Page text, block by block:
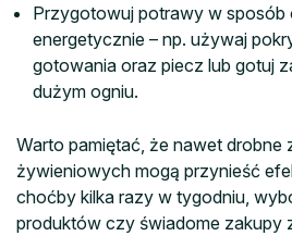
Przygotowuj potrawy w sposób
energetycznie – np. używaj
gotowania oraz piecz lub gotuj
dużym ogniu.
Warto pamiętać, że nawet drobne
żywieniowych mogą przynieść
choćby kilka razy w tygodniu,
produktów czy świadome zakupy